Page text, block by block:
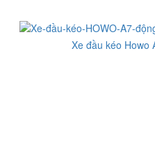
Xe đầu kéo Howo